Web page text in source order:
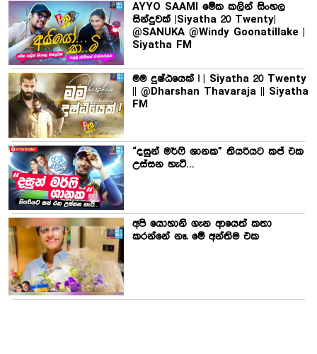
AYYO SAAMI මේක කලින් සිංහල
සින්දුවක් |Siyatha 20 Twenty|
@SANUKA @Windy Goonatillake |
Siyatha FM
මම දුෂ්ඨයෙක් ! | Siyatha 20 Twenty
|| @Dharshan Thavaraja || Siyatha
FM
“දසුන් මර්ෆි ශානක” තියරියට කප් එක
උස්සන හැටි…
අපි යොහානි ගැන ආයෙත් කතා
කරන්නේ නෑ. මේ අන්තිම එක